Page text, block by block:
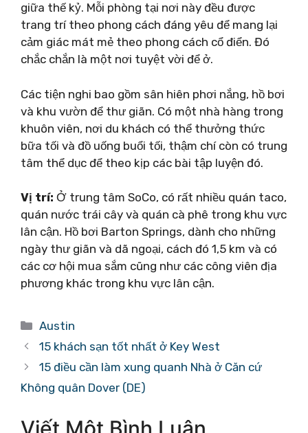
giữa thế kỷ. Mỗi phòng tại nơi này đều được
trang trí theo phong cách đáng yêu để mang lại
cảm giác mát mẻ theo phong cách cổ điển. Đó
chắc chắn là một nơi tuyệt vời để ở.
Các tiện nghi bao gồm sân hiên phơi nắng, hồ bơi
và khu vườn để thư giãn. Có một nhà hàng trong
khuôn viên, nơi du khách có thể thưởng thức
bữa tối và đồ uống buổi tối, thậm chí còn có trung
tâm thể dục để theo kịp các bài tập luyện đó.
Vị trí: Ở trung tâm SoCo, có rất nhiều quán taco,
quán nước trái cây và quán cà phê trong khu vực
lân cận. Hồ bơi Barton Springs, dành cho những
ngày thư giãn và dã ngoại, cách đó 1,5 km và có
các cơ hội mua sắm cũng như các công viên địa
phương khác trong khu vực lân cận.
Danh
mục
Austin
15 khách sạn tốt nhất ở Key West
15 điều cần làm xung quanh Nhà ở Căn cứ
Không quân Dover (DE)
Viết Một Bình Luận